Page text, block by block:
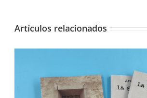
Artículos relacionados